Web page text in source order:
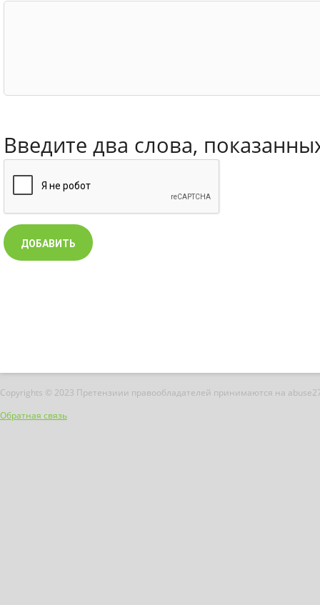
Введите два слова,
Copyrights © 2023 Претензиии правообладателей принимаются на
Обратная связь